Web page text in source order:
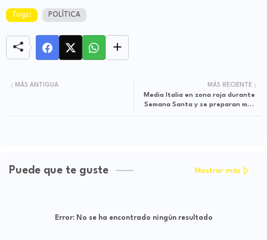
Tags: POLÍTICA
MÁS RECIENTE
Media Italia en zona roja durante
Semana Santa y se preparan más
MÁS ANTIGUA
Puede que te guste Mostrar más
Error:No se ha encontrado ningún resultado